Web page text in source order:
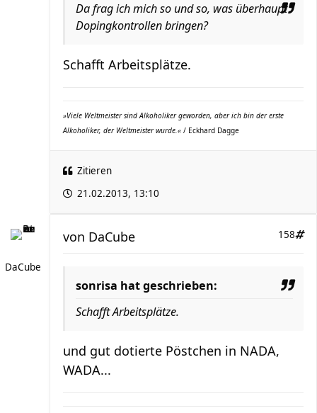
Da frag ich mich so und so, was überhaupt
Dopingkontrollen bringen?
Schafft Arbeitsplätze.
»Viele Weltmeister sind Alkoholiker geworden, aber ich bin der erste
Alkoholiker, der Weltmeister wurde.« / Eckhard Dagge
Zitieren
21.02.2013, 13:10
DaCube
158
von DaCube
sonrisa hat geschrieben:
Schafft Arbeitsplätze.
und gut dotierte Pöstchen in NADA,
WADA...